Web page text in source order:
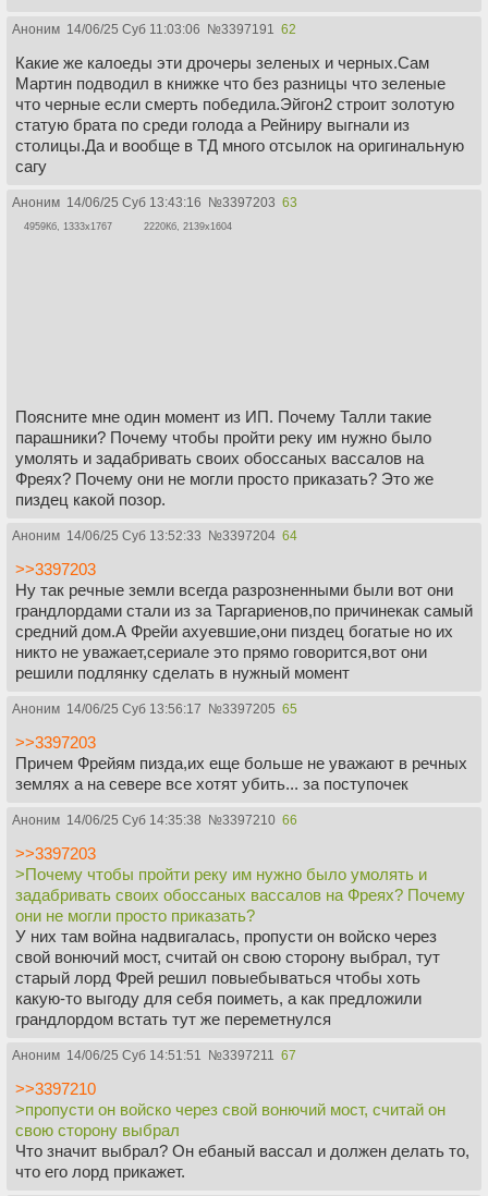
Аноним 14/06/25 Суб 11:03:06 №3397191 62
Какие же калоеды эти дрочеры зеленых и черных.Сам
Мартин подводил в книжке что без разницы что зеленые
что черные если смерть победила.Эйгон2 строит золотую
статую брата по среди голода а Рейниру выгнали из
столицы.Да и вообще в ТД много отсылок на оригинальную
сагу
Аноним 14/06/25 Суб 13:43:16 №3397203 63
4959Кб, 1333x1767 2220Кб, 2139x1604
Поясните мне один момент из ИП. Почему Талли такие
парашники? Почему чтобы пройти реку им нужно было
умолять и задабривать своих обоссаных вассалов на
Фреях? Почему они не могли просто приказать? Это же
пиздец какой позор.
Аноним 14/06/25 Суб 13:52:33 №3397204 64
>>3397203
Ну так речные земли всегда разрозненными были вот они
грандлордами стали из за Таргариенов,по причинекак самый
средний дом.А Фрейи ахуевшие,они пиздец богатые но их
никто не уважает,сериале это прямо говорится,вот они
решили подлянку сделать в нужный момент
Аноним 14/06/25 Суб 13:56:17 №3397205 65
>>3397203
Причем Фрейям пизда,их еще больше не уважают в речных
землях а на севере все хотят убить... за поступочек
Аноним 14/06/25 Суб 14:35:38 №3397210 66
>>3397203
>Почему чтобы пройти реку им нужно было умолять и
задабривать своих обоссаных вассалов на Фреях? Почему
они не могли просто приказать?
У них там война надвигалась, пропусти он войско через
свой вонючий мост, считай он свою сторону выбрал, тут
старый лорд Фрей решил повыебываться чтобы хоть
какую-то выгоду для себя поиметь, а как предложили
грандлордом встать тут же переметнулся
Аноним 14/06/25 Суб 14:51:51 №3397211 67
>>3397210
>пропусти он войско через свой вонючий мост, считай он
свою сторону выбрал
Что значит выбрал? Он ебаный вассал и должен делать то,
что его лорд прикажет.